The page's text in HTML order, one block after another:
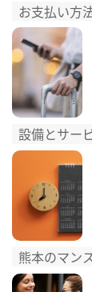
お支払い方
設備とサー
熊本のマン